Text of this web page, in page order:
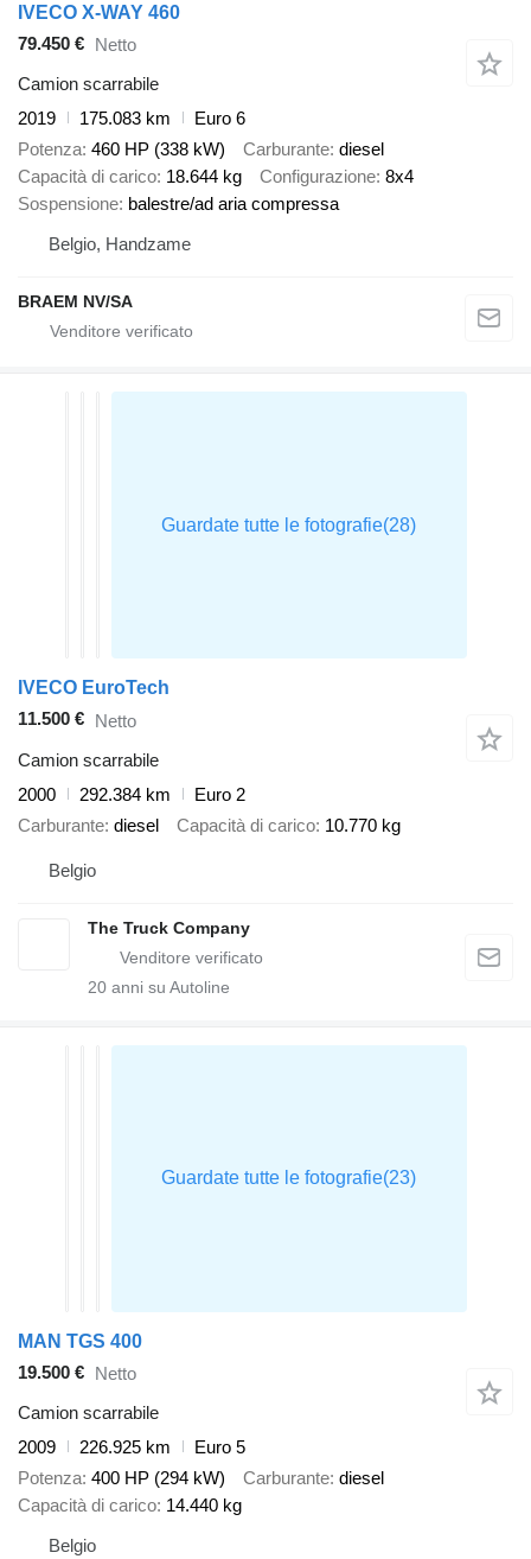
IVECO X-WAY 460
79.450 € Netto
Camion scarrabile
2019
175.083 km
Euro 6
Potenza 460 HP (338 kW) Carburante diesel
Capacità di carico 18.644 kg Configurazione 8x4
Sospensione balestre/ad aria compressa
Belgio, Handzame
BRAEM NV/SA
IVECO EuroTech
11.500 € Netto
Camion scarrabile
2000
292.384 km
Euro 2
Carburante diesel Capacità di carico 10.770 kg
Belgio
The Truck Company
20 anni su Autoline
MAN TGS 400
19.500 € Netto
Camion scarrabile
2009
226.925 km
Euro 5
Potenza 400 HP (294 kW) Carburante diesel
Capacità di carico 14.440 kg
Belgio